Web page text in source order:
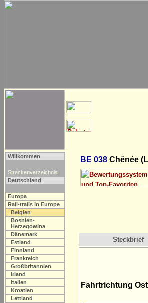
Willkommen
Streckenverzeichnis
Deutschland
Europa
Rail-trails in Europe
Belgien
Bosnien-
Herzegowina
Dänemark
Estland
Finnland
Frankreich
Großbritannien
Irland
Italien
Kroatien
Lettland
BE 038 Chênée
Steckbrief
Fahrtrichtung Ost